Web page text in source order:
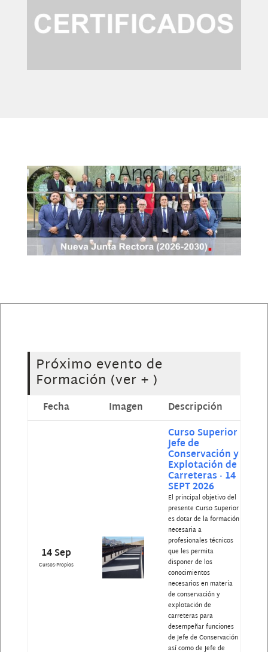
Próximo evento de
Formación (ver + )
Fecha Imagen Descripción
14 Sep
Cursos-Propios
Curso Superior
Jefe de
Conservación y
Explotación de
Carreteras · 14
SEPT 2026
El principal objetivo del
presente Curso Superior
es dotar de la formación
necesaria a
profesionales técnicos
que les permita
disponer de los
conocimientos
necesarios en materia
de conservación y
explotación de
carreteras para
desempeñar funciones
de Jefe de Conservación
así como de Jefe de